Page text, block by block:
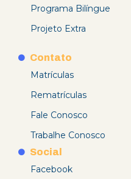
Programa Bilíngue
Projeto Extra
Contato
Matrículas
Rematrículas
Fale Conosco
Trabalhe Conosco
Social
Facebook